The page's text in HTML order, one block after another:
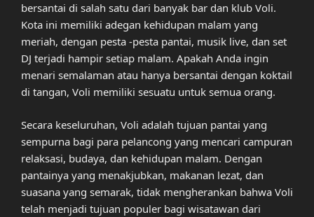
bersantai di salah satu dari banyak bar dan klub Voli.
Kota ini memiliki adegan kehidupan malam yang
meriah, dengan pesta -pesta pantai, musik live, dan set
DJ terjadi hampir setiap malam. Apakah Anda ingin
menari semalaman atau hanya bersantai dengan koktail
di tangan, Voli memiliki sesuatu untuk semua orang.
Secara keseluruhan, Voli adalah tujuan pantai yang
sempurna bagi para pelancong yang mencari campuran
relaksasi, budaya, dan kehidupan malam. Dengan
pantainya yang menakjubkan, makanan lezat, dan
suasana yang semarak, tidak mengherankan bahwa Voli
telah menjadi tujuan populer bagi wisatawan dari